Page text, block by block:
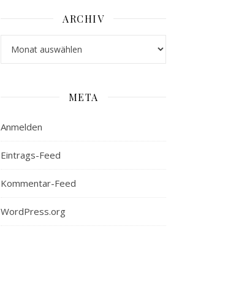
ARCHIV
META
Anmelden
Eintrags-Feed
Kommentar-Feed
WordPress.org